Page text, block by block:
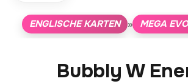
ENGLISCHE KARTEN » MEGA
Bubbly W